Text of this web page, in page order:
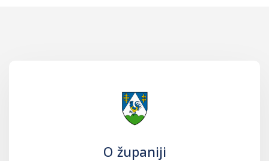
O županiji